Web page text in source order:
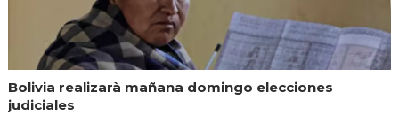
Bolivia realizarà mañana domingo elecciones
judiciales